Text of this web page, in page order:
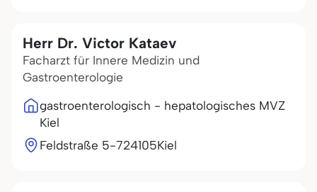
Herr Dr. Victor Kataev
Facharzt für Innere Medizin und
Gastroenterologie
gastroenterologisch - hepatologisches MVZ
Kiel
Feldstraße 5-724105Kiel